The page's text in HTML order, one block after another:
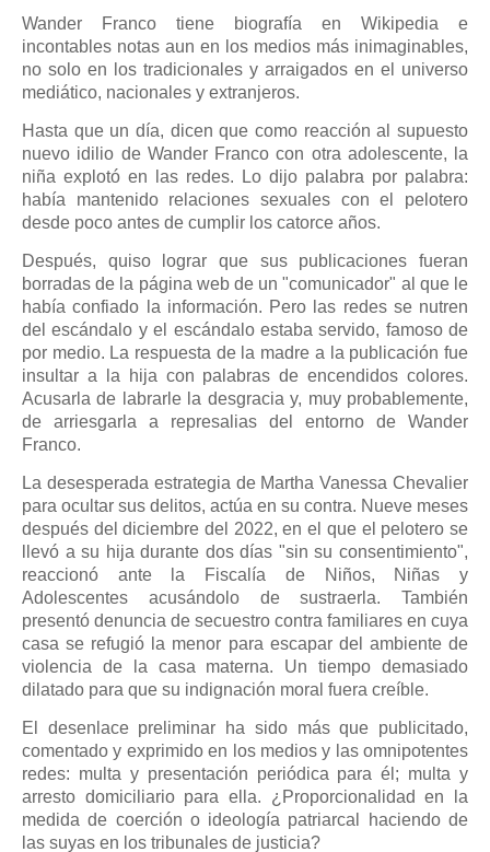
Wander Franco tiene biografía en Wikipedia e
incontables notas aun en los medios más inimaginables,
no solo en los tradicionales y arraigados en el universo
mediático, nacionales y extranjeros.
Hasta que un día, dicen que como reacción al supuesto
nuevo idilio de Wander Franco con otra adolescente, la
niña explotó en las redes. Lo dijo palabra por palabra:
había mantenido relaciones sexuales con el pelotero
desde poco antes de cumplir los catorce años.
Después, quiso lograr que sus publicaciones fueran
borradas de la página web de un "comunicador" al que le
había confiado la información. Pero las redes se nutren
del escándalo y el escándalo estaba servido, famoso de
por medio. La respuesta de la madre a la publicación fue
insultar a la hija con palabras de encendidos colores.
Acusarla de labrarle la desgracia y, muy probablemente,
de arriesgarla a represalias del entorno de Wander
Franco.
La desesperada estrategia de Martha Vanessa Chevalier
para ocultar sus delitos, actúa en su contra. Nueve meses
después del diciembre del 2022, en el que el pelotero se
llevó a su hija durante dos días "sin su consentimiento",
reaccionó ante la Fiscalía de Niños, Niñas y
Adolescentes acusándolo de sustraerla. También
presentó denuncia de secuestro contra familiares en cuya
casa se refugió la menor para escapar del ambiente de
violencia de la casa materna. Un tiempo demasiado
dilatado para que su indignación moral fuera creíble.
El desenlace preliminar ha sido más que publicitado,
comentado y exprimido en los medios y las omnipotentes
redes: multa y presentación periódica para él; multa y
arresto domiciliario para ella. ¿Proporcionalidad en la
medida de coerción o ideología patriarcal haciendo de
las suyas en los tribunales de justicia?